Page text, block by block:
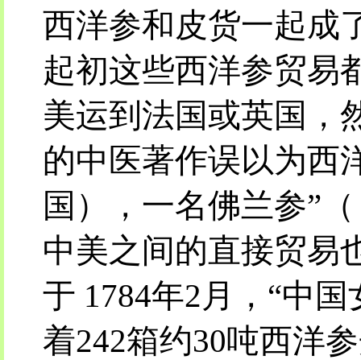
西洋参和皮货一起成
起初这些西洋参贸易
美运到法国或英国，
的中医著作误以为西
国），一名佛兰参”
中美之间的直接贸易
于 1784年2月，“中
着242箱约30吨西洋